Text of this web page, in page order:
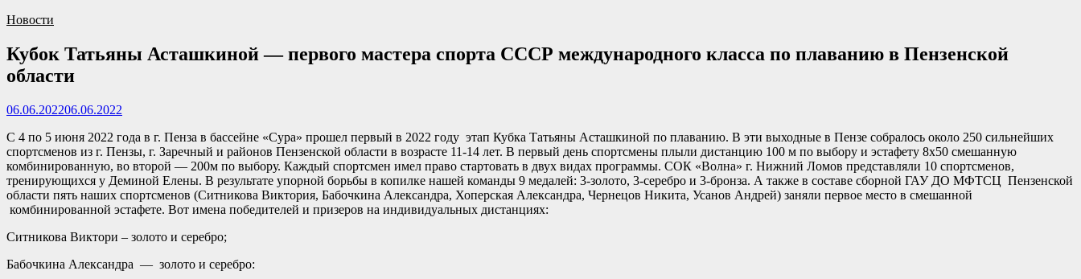
Новости
Кубок Татьяны Асташкиной — первого мастера спорта СССР международного класса по плаванию в Пензенской
области
06.06.202206.06.2022
С 4 по 5 июня 2022 года в г. Пенза в бассейне «Сура» прошел первый в 2022 году этап Кубка Татьяны Асташкиной по плаванию. В эти выходные в Пензе собралось около 250 сильнейших
спортсменов из г. Пензы, г. Заречный и районов Пензенской области в возрасте 11-14 лет. В первый день спортсмены плыли дистанцию 100 м по выбору и эстафету 8х50 смешанную
комбинированную, во второй — 200м по выбору. Каждый спортсмен имел право стартовать в двух видах программы. СОК «Волна» г. Нижний Ломов представляли 10 спортсменов,
тренирующихся у Деминой Елены. В результате упорной борьбы в копилке нашей команды 9 медалей: 3-золото, 3-серебро и 3-бронза. А также в составе сборной ГАУ ДО МФТСЦ Пензенской
области пять наших спортсменов (Ситникова Виктория, Бабочкина Александра, Хоперская Александра, Чернецов Никита, Усанов Андрей) заняли первое место в смешанной
комбинированной эстафете. Вот имена победителей и призеров на индивидуальных дистанциях:
Ситникова Виктори – золото и серебро;
Бабочкина Александра — золото и серебро: